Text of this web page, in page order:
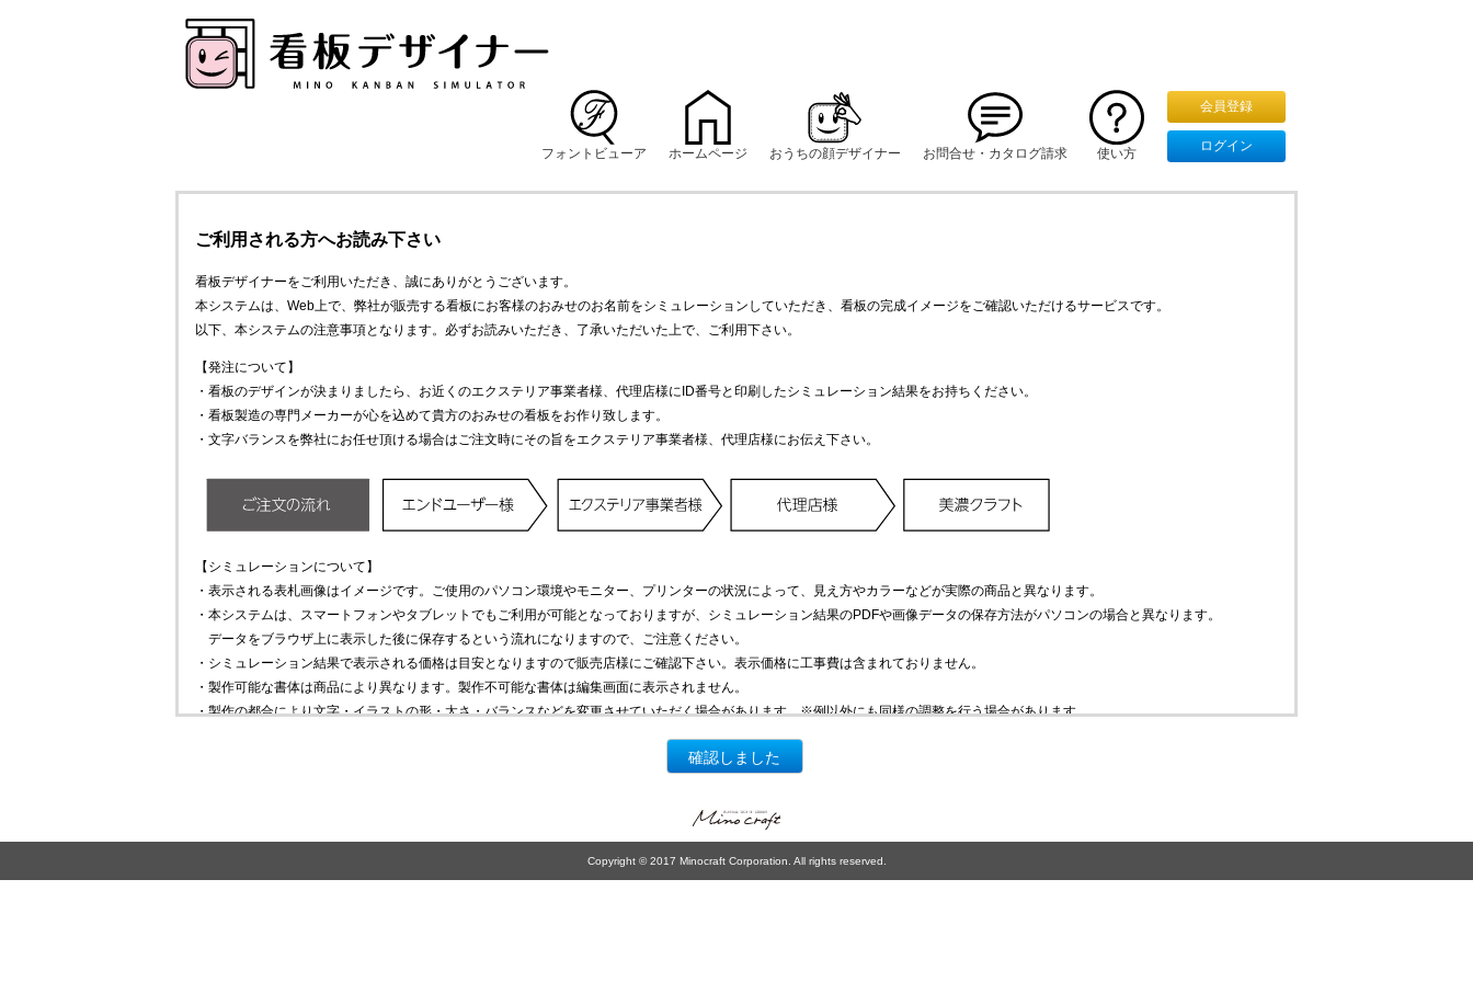
フォントビューア ホームページ おうちの顔デザイナー お問合せ・カタログ請求 使い方
ご利用される方へお読み下さい
看板デザイナーをご利用いただき、誠にありがとうございます。
本システムは、Web上で、弊社が販売する看板にお客様のおみせのお名前をシミュレーションしていただき、看板の完成イメージをご確認いただけるサービスです。
以下、本システムの注意事項となります。必ずお読みいただき、了承いただいた上で、ご利用下さい。
【発注について】
・看板のデザインが決まりましたら、お近くのエクステリア事業者様、代理店様にID番号と印刷したシミュレーション結果をお持ちください。
・看板製造の専門メーカーが心を込めて貴方のおみせの看板をお作り致します。
・文字バランスを弊社にお任せ頂ける場合はご注文時にその旨をエクステリア事業者様、代理店様にお伝え下さい。
【シミュレーションについて】
・表示される表札画像はイメージです。ご使用のパソコン環境やモニター、プリンターの状況によって、見え方やカラーなどが実際の商品と異なります。
・本システムは、スマートフォンやタブレットでもご利用が可能となっておりますが、シミュレーション結果のPDFや画像データの保存方法がパソコンの場合と異なります。
データをブラウザ上に表示した後に保存するという流れになりますので、ご注意ください。
・シミュレーション結果で表示される価格は目安となりますので販売店様にご確認下さい。表示価格に工事費は含まれておりません。
・製作可能な書体は商品により異なります。製作不可能な書体は編集画面に表示されません。
・製作の都合により文字・イラストの形・太さ・バランスなどを変更させていただく場合があります。※例以外にも同様の調整を行う場合があります。
確認しました
Copyright © 2017 Minocraft Corporation. All rights reserved.